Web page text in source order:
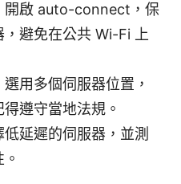
開啟 auto-connect，保
避免在公共 Wi-Fi 上
用多個伺服器位置，
遵守當地法規。
延遲的伺服器，並測